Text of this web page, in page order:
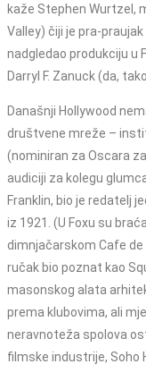
kaže Stephen Wurtzel,
Valley) čiji je pra-
nadgledao produkciju u
Darryl F. Zanuck (da,
Današnji Hollywood
društvene mreže –
(nominiran za Oscara
audiciji za kolegu
Franklin, bio je redatelj
iz 1921. (U Foxu su
dimnjačarskom Cafe de
ručak bio poznat kao
masonskog alata
prema klubovima, ali
neravnoteža spolova
filmske industrije, Soho